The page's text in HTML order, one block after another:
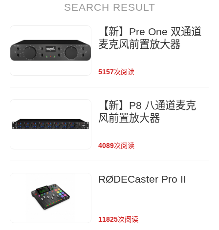
SEARCH RESULT
【新】Pre One 双通道
麦克风前置放大器
5157次阅读
【新】P8 八通道麦克
风前置放大器
4089次阅读
RØDECaster Pro II
11825次阅读